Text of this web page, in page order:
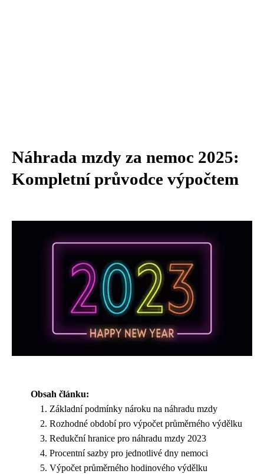
Náhrada mzdy za nemoc 2025:
Kompletní průvodce výpočtem
Obsah článku:
Základní podmínky nároku na náhradu mzdy
Rozhodné období pro výpočet průměrného výdělku
Redukční hranice pro náhradu mzdy 2023
Procentní sazby pro jednotlivé dny nemoci
Výpočet průměrného hodinového výdělku